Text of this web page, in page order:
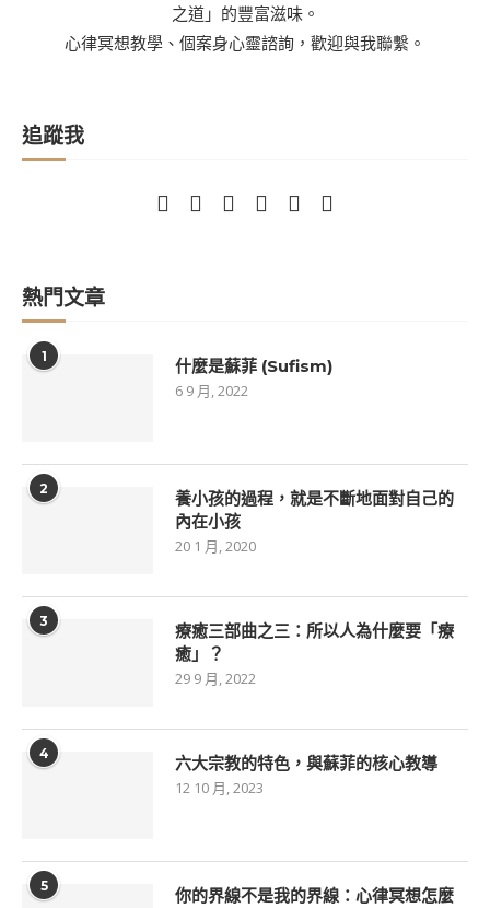
之道」的豐富滋味。
心律冥想教學、個案身心靈諮詢，歡迎與我聯繫。
追蹤我
熱門文章
1 什麼是蘇菲 (Sufism)
6 9 月, 2022
2
養小孩的過程，就是不斷地面對自己的
內在小孩
20 1 月, 2020
3
療癒三部曲之三：所以人為什麼要「療
癒」？
29 9 月, 2022
4 六大宗教的特色，與蘇菲的核心教導
12 10 月, 2023
5
你的界線不是我的界線：心律冥想怎麼